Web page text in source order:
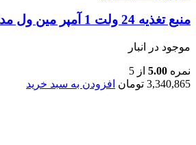
منبع تغذیه 24 ولت 1 آمپر مین ول مدل MDR-20-24
موجود در انبار
نمره 5.00 از 5
3,340,865 تومان افزودن به سبد خرید